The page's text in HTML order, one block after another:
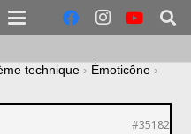
technique › Émoticône ›
#35182